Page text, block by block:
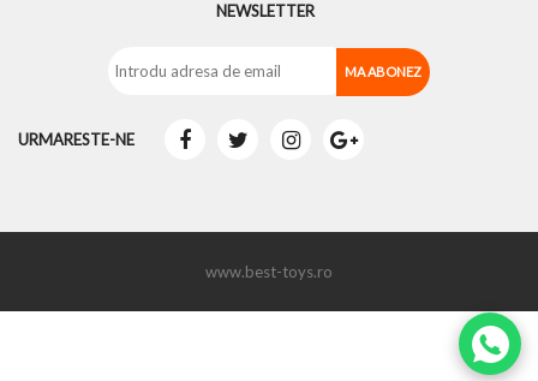
NEWSLETTER
URMARESTE-NE
www.best-toys.ro